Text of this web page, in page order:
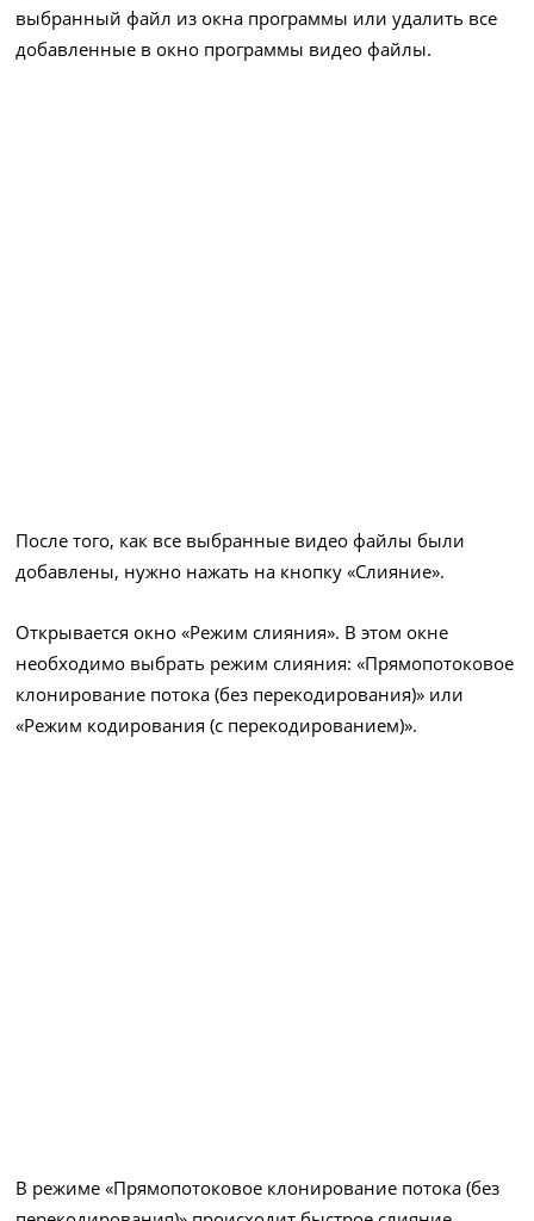
выбранный файл из окна программы или удалить все
добавленные в окно программы видео файлы.
После того, как все выбранные видео файлы были
добавлены, нужно нажать на кнопку «Слияние».
Открывается окно «Режим слияния». В этом окне
необходимо выбрать режим слияния: «Прямопотоковое
клонирование потока (без перекодирования)» или
«Режим кодирования (с перекодированием)».
В режиме «Прямопотоковое клонирование потока (без